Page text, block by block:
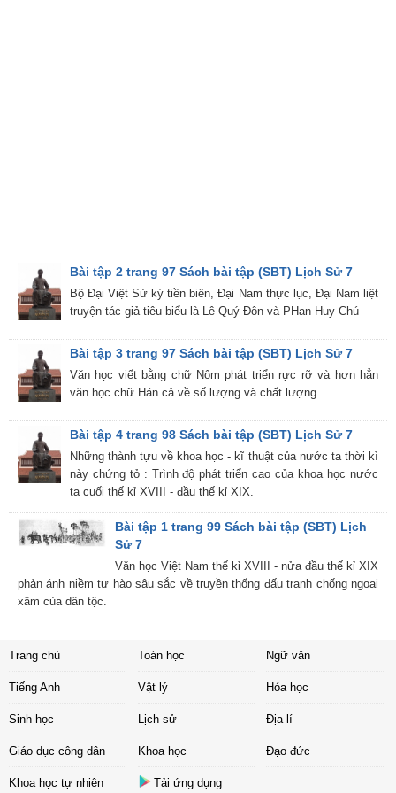
Bài tập 2 trang 97 Sách bài tập (SBT) Lịch Sử 7
Bộ Đại Việt Sử ký tiền biên, Đại Nam thực lục, Đại Nam liệt
truyện tác giả tiêu biểu là Lê Quý Đôn và PHan Huy Chú
Bài tập 3 trang 97 Sách bài tập (SBT) Lịch Sử 7
Văn học viết bằng chữ Nôm phát triển rực rỡ và hơn hẳn
văn học chữ Hán cả về số lượng và chất lượng.
Bài tập 4 trang 98 Sách bài tập (SBT) Lịch Sử 7
Những thành tựu về khoa học - kĩ thuật của nước ta thời kì
này chứng tỏ : Trình độ phát triển cao của khoa học nước
ta cuối thế kỉ XVIII - đầu thế kỉ XIX.
Bài tập 1 trang 99 Sách bài tập (SBT) Lịch
Sử 7
Văn học Việt Nam thế kỉ XVIII - nửa đầu thế kỉ XIX
phản ánh niềm tự hào sâu sắc về truyền thống đấu tranh chống ngoại
xâm của dân tộc.
Trang chủ Toán học Ngữ văn
Tiếng Anh Vật lý Hóa học
Sinh học Lịch sử Địa lí
Giáo dục công dân Khoa học Đạo đức
Khoa học tự nhiên Tải ứng dụng